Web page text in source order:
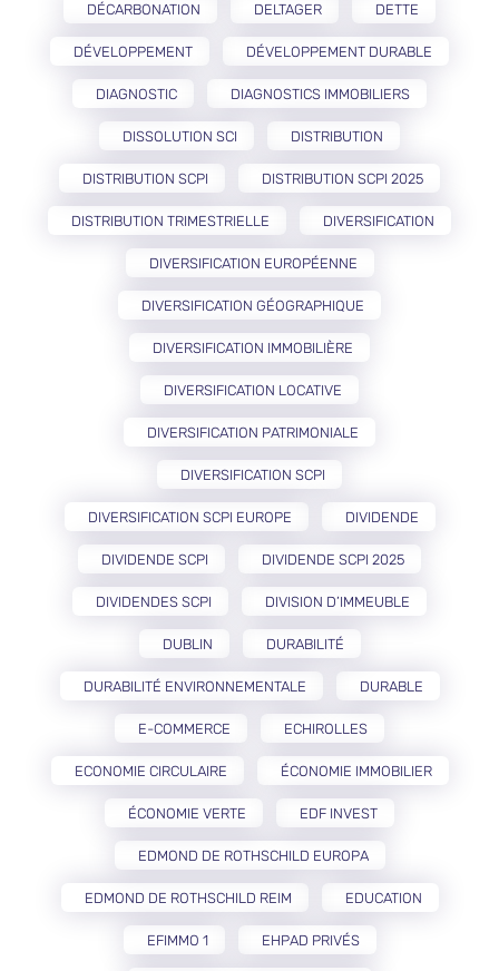
DÉCARBONATION DELTAGER DETTE
DÉVELOPPEMENT DÉVELOPPEMENT DURABLE
DIAGNOSTIC DIAGNOSTICS IMMOBILIERS
DISSOLUTION SCI DISTRIBUTION
DISTRIBUTION SCPI DISTRIBUTION SCPI 2025
DISTRIBUTION TRIMESTRIELLE DIVERSIFICATION
DIVERSIFICATION EUROPÉENNE
DIVERSIFICATION GÉOGRAPHIQUE
DIVERSIFICATION IMMOBILIÈRE
DIVERSIFICATION LOCATIVE
DIVERSIFICATION PATRIMONIALE
DIVERSIFICATION SCPI
DIVERSIFICATION SCPI EUROPE DIVIDENDE
DIVIDENDE SCPI DIVIDENDE SCPI 2025
DIVIDENDES SCPI DIVISION D’IMMEUBLE
DUBLIN DURABILITÉ
DURABILITÉ ENVIRONNEMENTALE DURABLE
E-COMMERCE ECHIROLLES
ECONOMIE CIRCULAIRE ÉCONOMIE IMMOBILIER
ÉCONOMIE VERTE EDF INVEST
EDMOND DE ROTHSCHILD EUROPA
EDMOND DE ROTHSCHILD REIM EDUCATION
EFIMMO 1 EHPAD PRIVÉS